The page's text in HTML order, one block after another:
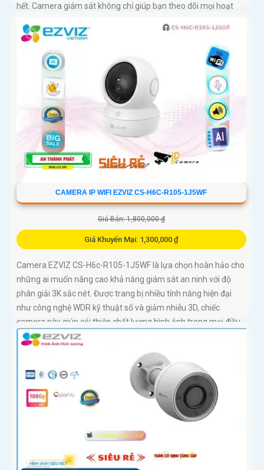
hết. Camera giám sát không chỉ giúp bạn theo dõi mọi hoạt
những người thân yêu
CAMERA IP WIFI EZVIZ CS-H6C-R105-1J5WF
Giá Bán: 1,800,000 ₫
Giá Khuyến Mại: 1,300,000 ₫
Camera EZVIZ CS-H6c-R105-1J5WF là lựa chọn hoàn hảo cho
những ai muốn nâng cao khả năng giám sát an ninh với độ
phân giải 3K sắc nét. Được trang bị nhiều tính năng hiện đại
như công nghệ WDR kỹ thuật số và giảm nhiễu 3D, chiếc
camera này giúp cải thiện chất lượng hình ảnh trong mọi điều
kiện ánh sáng